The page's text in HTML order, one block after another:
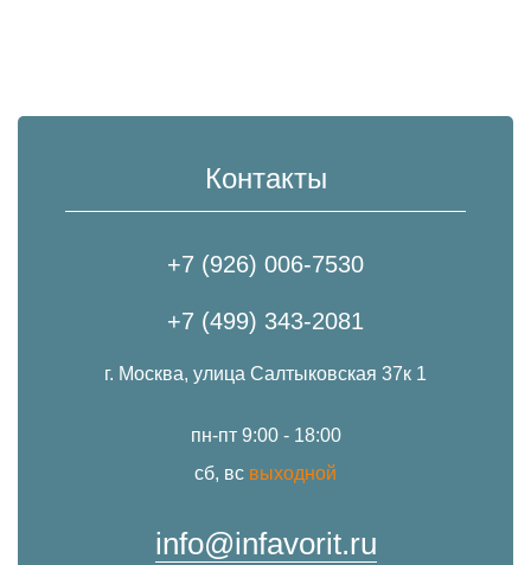
Контакты
+7 (926) 006-7530
+7 (499) 343-2081
г. Москва, улица Салтыковская 37к 1
пн-пт 9:00 - 18:00
сб, вс выходной
info@infavorit.ru